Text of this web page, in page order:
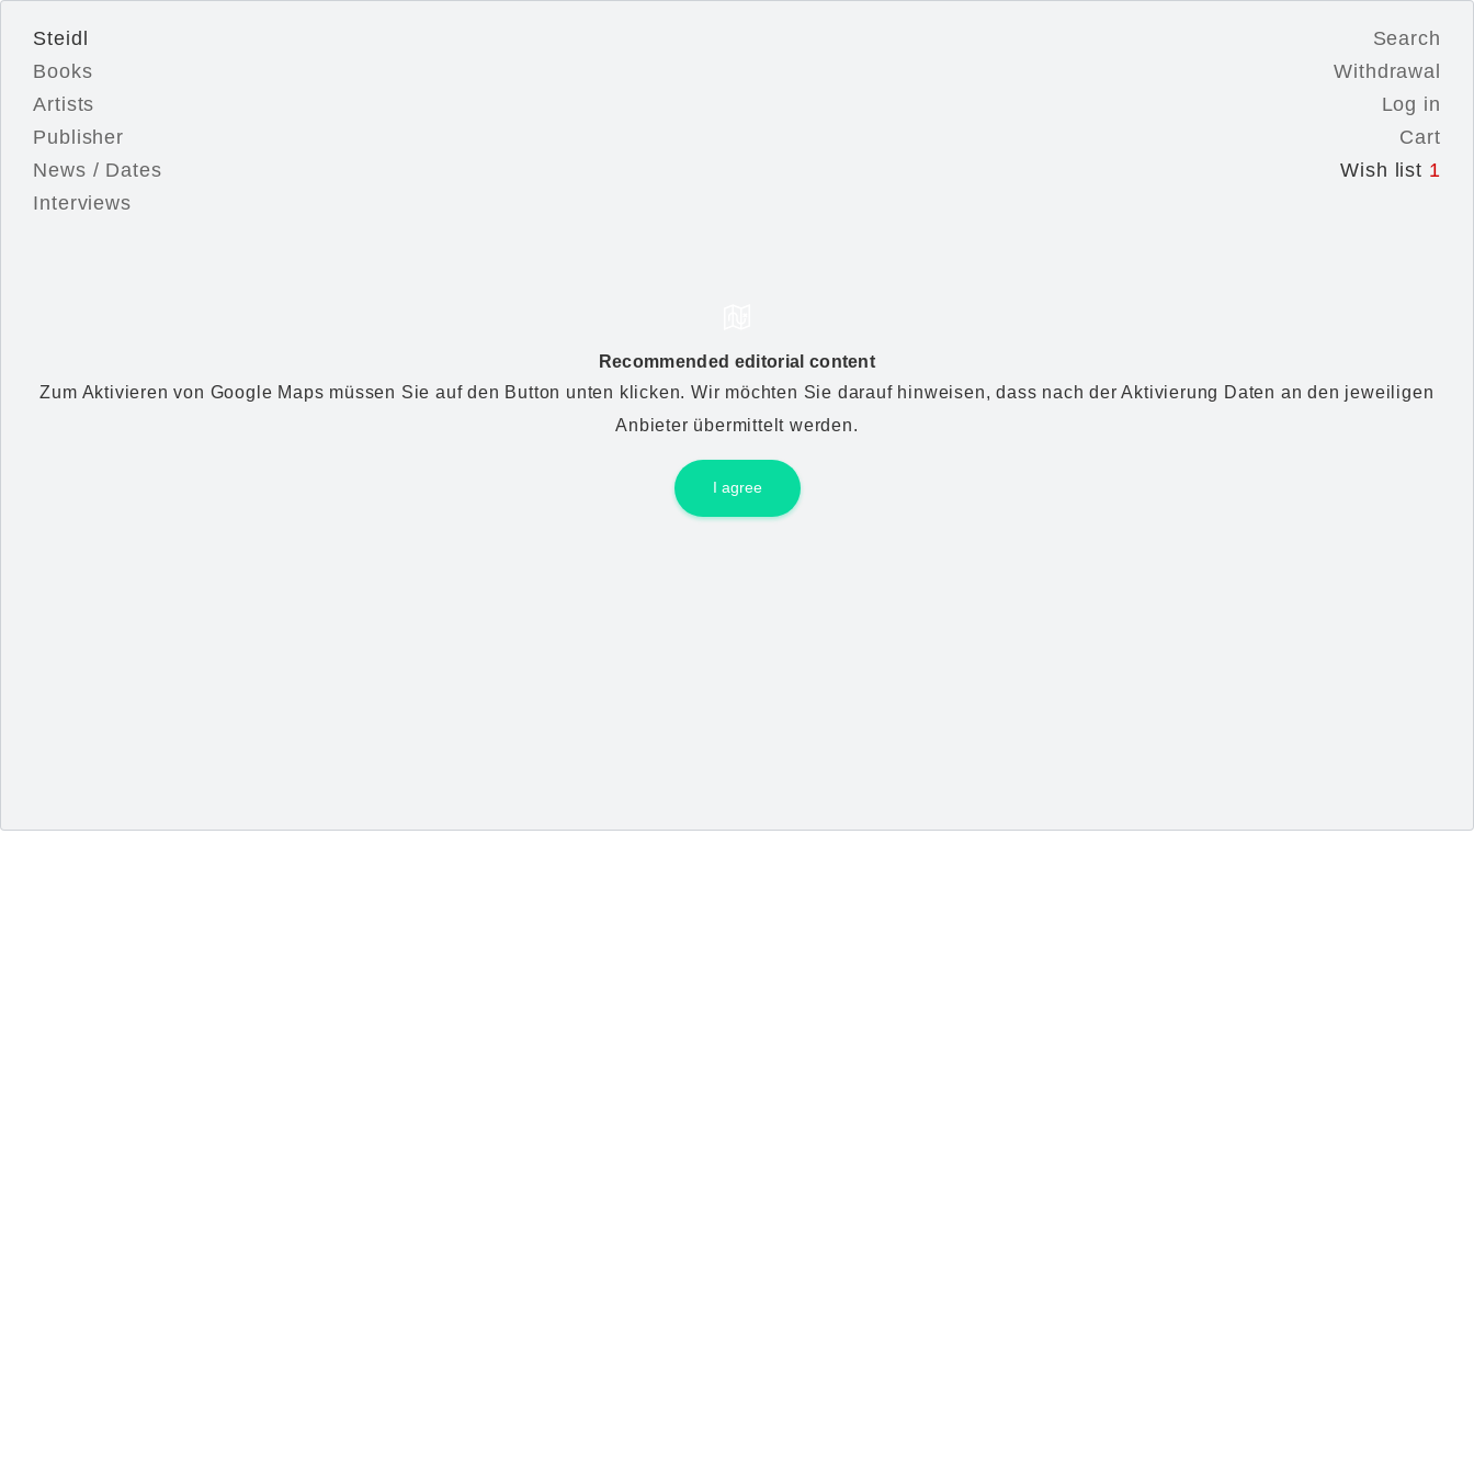
Steidl
Books
Artists
Publisher
News / Dates
Interviews
Search
Withdrawal
Log in
Cart
Wish list 1
Recommended editorial content
Zum Aktivieren von Google Maps müssen Sie auf den Button unten klicken. Wir möchten Sie darauf hinweisen, dass nach der Aktivierung Daten an den jeweiligen
Anbieter übermittelt werden.
I agree